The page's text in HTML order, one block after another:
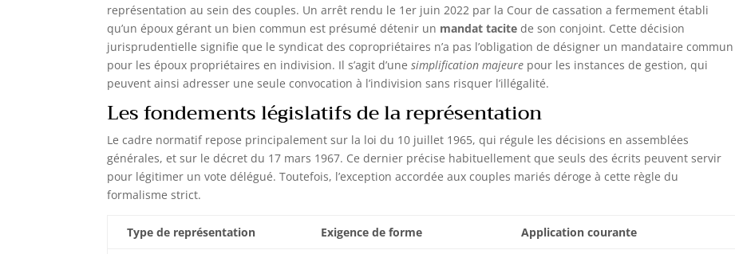
représentation au sein des couples. Un arrêt rendu le 1er juin 2022 par la Cour de cassation a fermement établi
qu’un époux gérant un bien commun est présumé détenir un mandat tacite de son conjoint. Cette décision
jurisprudentielle signifie que le syndicat des copropriétaires n’a pas l’obligation de désigner un mandataire commun
pour les époux propriétaires en indivision. Il s’agit d’unesimplification majeure pour les instances de gestion, qui
peuvent ainsi adresser une seule convocation à l’indivision sans risquer l’illégalité.
Les fondements législatifs de la représentation
Le cadre normatif repose principalement sur la loi du 10 juillet 1965, qui régule les décisions en assemblées
générales, et sur le décret du 17 mars 1967. Ce dernier précise habituellement que seuls des écrits peuvent servir
pour légitimer un vote délégué. Toutefois, l’exception accordée aux couples mariés déroge à cette règle du
formalisme strict.
Type de représentation Exigence de forme Application courante